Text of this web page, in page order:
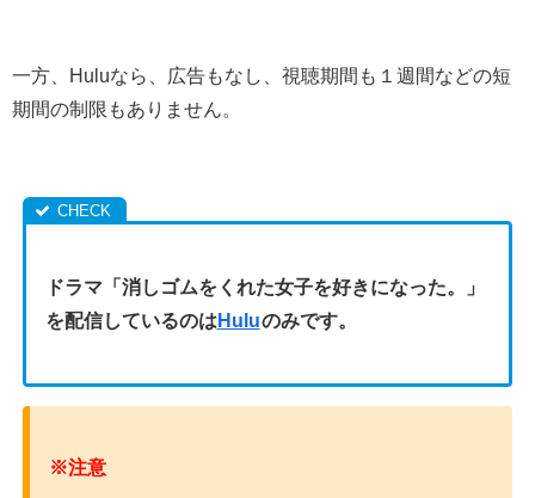
一方、Huluなら、広告もなし、視聴期間も１週間などの短
期間の制限もありません。
ドラマ「消しゴムをくれた女子を好きになった。」
を配信しているのは Huluのみです。
※注意